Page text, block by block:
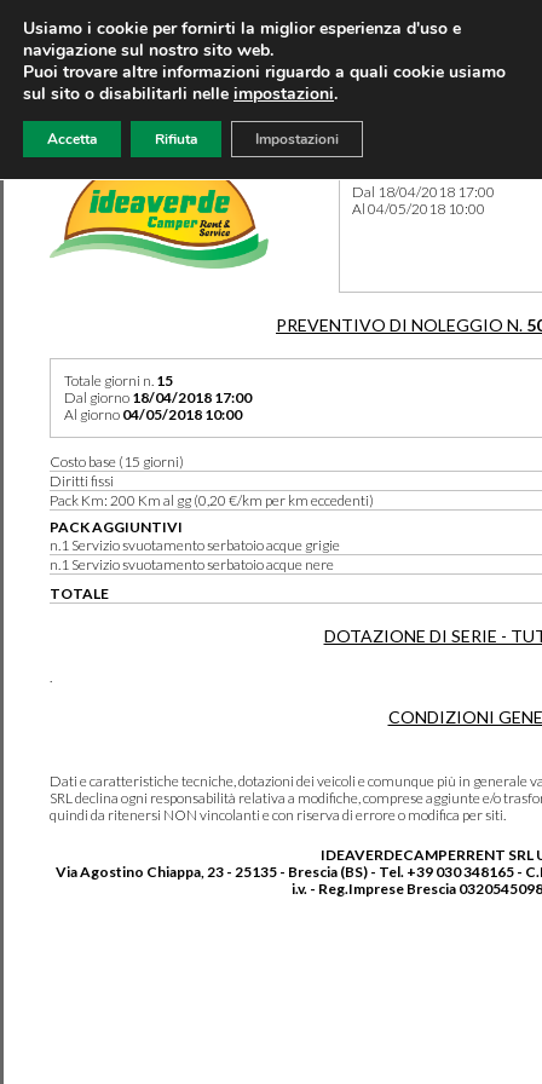
Dal 18/04/2018 17:00
Al 04/05/2018 10:00
PREVENTIVO DI NOLEGGIO N.
Totale giorni n. 15
Dal giorno 18/04/2018 17:00
Al giorno 04/05/2018 10:00
Costo base (15 giorni)
Diritti fissi
Pack Km: 200 Km al gg (0,20 €/km per km eccedenti)
PACK AGGIUNTIVI
n.1 Servizio svuotamento serbatoio acque grigie
n.1 Servizio svuotamento serbatoio acque nere
TOTALE
DOTAZIONE DI SERIE -
CONDIZIONI
Dati e caratteristiche tecniche, dotazioni dei veicoli e comunque più in generale
SRL declina ogni responsabilità relativa a modifiche, comprese aggiunte e/o
quindi da ritenersi NON vincolanti e con riserva di errore o modifica per siti.
IDEAVERDECAMPERRENT SRL
Via Agostino Chiappa, 23 - 25135 - Brescia (BS) - Tel. +39 030 348165 -
i.v. - Reg.Imprese Brescia
Usiamo i cookie per fornirti la miglior esperienza d'uso e
navigazione sul nostro sito web.
Puoi trovare altre informazioni riguardo a quali cookie usiamo
sul sito o disabilitarli nelle impostazioni.
Accetta Rifiuta Impostazioni